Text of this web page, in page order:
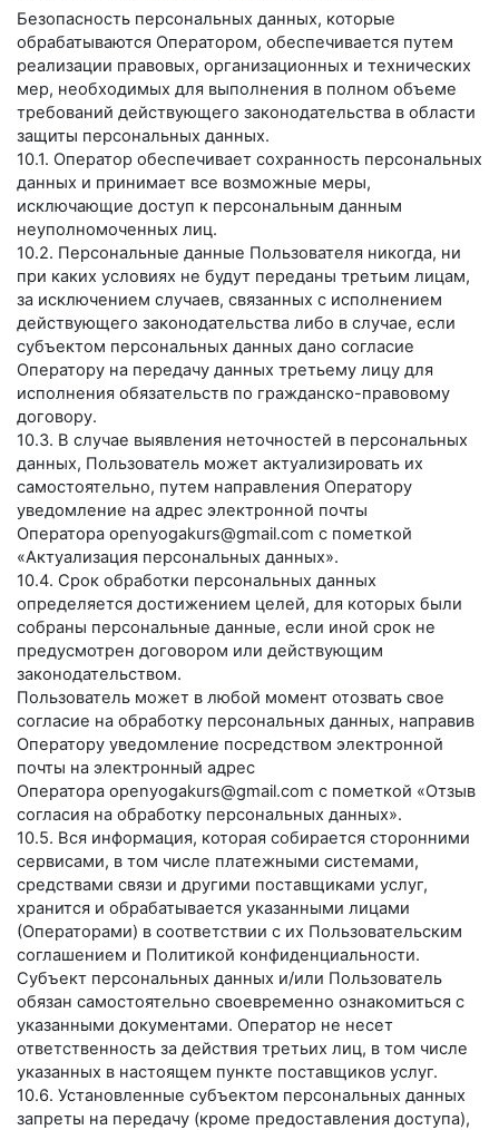
Безопасность персональных данных, которые
обрабатываются Оператором, обеспечивается путем
реализации правовых, организационных и технических
мер, необходимых для выполнения в полном объеме
требований действующего законодательства в области
защиты персональных данных.
10.1. Оператор обеспечивает сохранность персональных
данных и принимает все возможные меры,
исключающие доступ к персональным данным
неуполномоченных лиц.
10.2. Персональные данные Пользователя никогда, ни
при каких условиях не будут переданы третьим лицам,
за исключением случаев, связанных с исполнением
действующего законодательства либо в случае, если
субъектом персональных данных дано согласие
Оператору на передачу данных третьему лицу для
исполнения обязательств по гражданско-правовому
договору.
10.3. В случае выявления неточностей в персональных
данных, Пользователь может актуализировать их
самостоятельно, путем направления Оператору
уведомление на адрес электронной почты
Оператора openyogakurs@gmail.com с пометкой
«Актуализация персональных данных».
10.4. Срок обработки персональных данных
определяется достижением целей, для которых были
собраны персональные данные, если иной срок не
предусмотрен договором или действующим
законодательством.
Пользователь может в любой момент отозвать свое
согласие на обработку персональных данных, направив
Оператору уведомление посредством электронной
почты на электронный адрес
Оператора openyogakurs@gmail.com с пометкой «Отзыв
согласия на обработку персональных данных».
10.5. Вся информация, которая собирается сторонними
сервисами, в том числе платежными системами,
средствами связи и другими поставщиками услуг,
хранится и обрабатывается указанными лицами
(Операторами) в соответствии с их Пользовательским
соглашением и Политикой конфиденциальности.
Субъект персональных данных и/или Пользователь
обязан самостоятельно своевременно ознакомиться с
указанными документами. Оператор не несет
ответственность за действия третьих лиц, в том числе
указанных в настоящем пункте поставщиков услуг.
10.6. Установленные субъектом персональных данных
запреты на передачу (кроме предоставления доступа),